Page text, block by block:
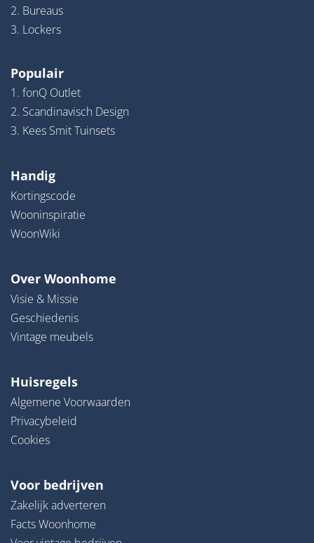
2. Bureaus
3. Lockers
Populair
1. fonQ Outlet
2. Scandinavisch Design
3. Kees Smit Tuinsets
Handig
Kortingscode
Wooninspiratie
WoonWiki
Over Woonhome
Visie & Missie
Geschiedenis
Vintage meubels
Huisregels
Algemene Voorwaarden
Privacybeleid
Cookies
Voor bedrijven
Zakelijk adverteren
Facts Woonhome